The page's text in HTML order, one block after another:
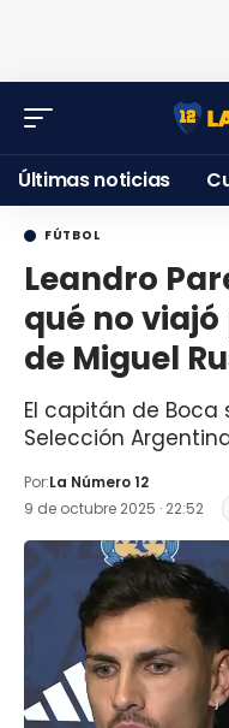
Últimas noticias
FÚTBOL
Leandro
qué no
de Miguel
El capitán de
Selección
Por:La Número 12
9 de octubre 2025 · 22:52